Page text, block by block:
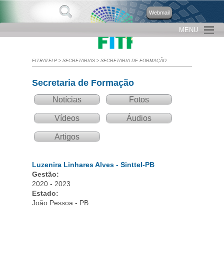
Webmail
MENU
FITRATELP > SECRETARIAS > SECRETARIA DE FORMAÇÃO
Secretaria de Formação
Notícias Fotos
Vídeos Áudios
Artigos
Luzenira Linhares Alves - Sinttel-PB
Gestão:
2020 - 2023
Estado:
João Pessoa - PB